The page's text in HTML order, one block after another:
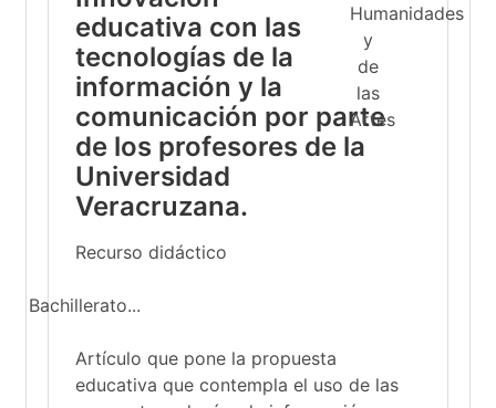
educativa con las
tecnologías de la
información y la
comunicación por parte
de los profesores de la
Universidad
Veracruzana.
Recurso didáctico
Bachillerato...
Artículo que pone la propuesta
educativa que contempla el uso de las